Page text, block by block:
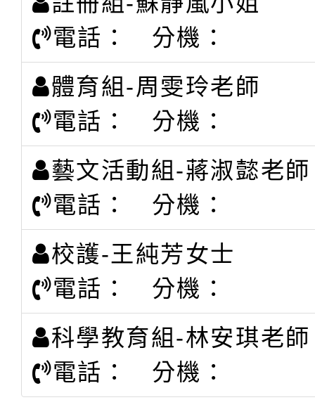
電話： 分機：
體育組-周雯玲老師
電話： 分機：
藝文活動組-蔣淑懿老師
電話： 分機：
校護-王純芳女士
電話： 分機：
科學教育組-林安琪老師
電話： 分機：